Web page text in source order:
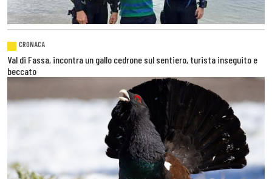
CRONACA
Val di Fassa, incontra un gallo cedrone sul sentiero, turista inseguito e
beccato